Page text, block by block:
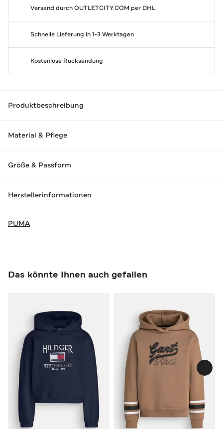
Versand durchOUTLETCITY.COM per DHL
Schnelle Lieferung in 1-3 Werktagen
Kostenlose Rücksendung
Produktbeschreibung
Material & Pflege
Größe & Passform
Herstellerinformationen
PUMA
Das könnte Ihnen auch gefallen